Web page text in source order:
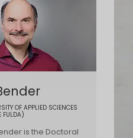
OF APPLIED SCIENCES
FULDA)
is the Doctoral